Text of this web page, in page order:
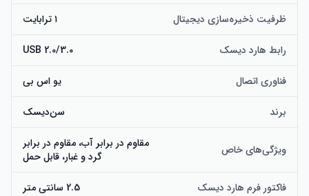
ظرفیت ذخیره‌سازی دیجیتال ۱ ترابایت
رابط هارد دیسک USB 2.0/3.0
فناوری اتصال یو اس بی
برند سن‌دیسک
ویژگی‌های خاص
مقاوم در برابر آب، مقاوم در برابر
گرد و غبار، قابل حمل
فاکتور فرم هارد دیسک 2.5 سانتی متر